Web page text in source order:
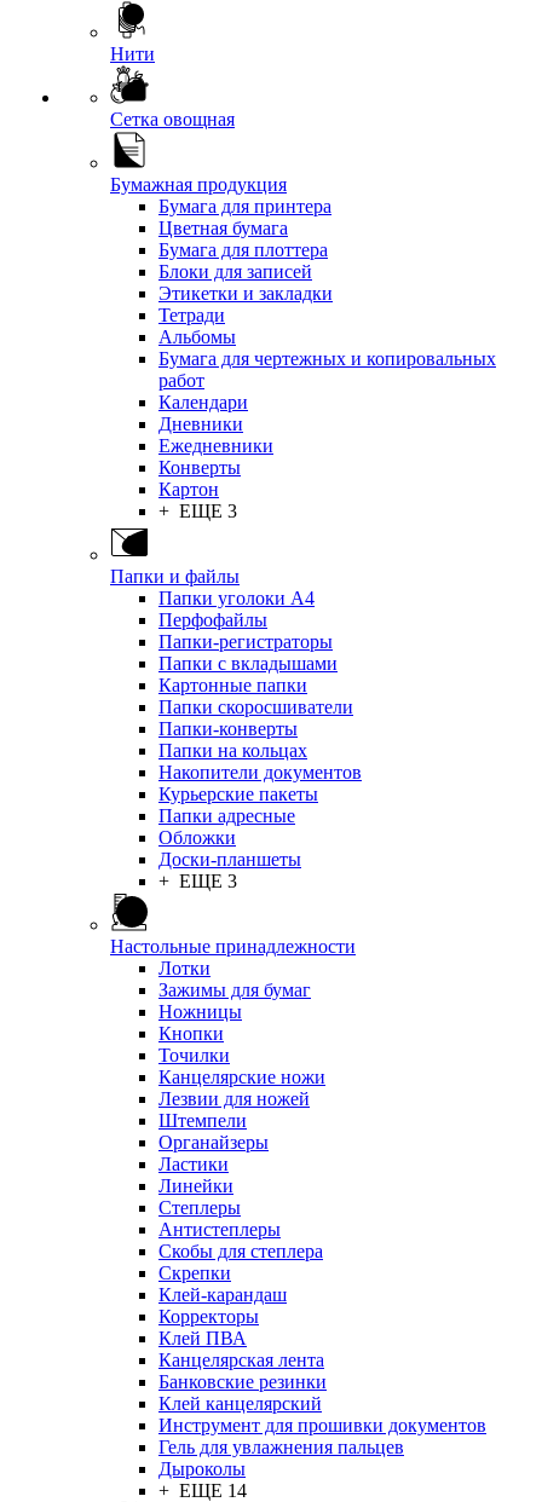
Нити
Сетка овощная
Бумажная продукция
Бумага для принтера
Цветная бумага
Бумага для плоттера
Блоки для записей
Этикетки и закладки
Тетради
Альбомы
Бумага для чертежных и копировальных
работ
Календари
Дневники
Ежедневники
Конверты
Картон
+ ЕЩЕ 3
Папки и файлы
Папки уголоки А4
Перфофайлы
Папки-регистраторы
Папки с вкладышами
Картонные папки
Папки скоросшиватели
Папки-конверты
Папки на кольцах
Накопители документов
Курьерские пакеты
Папки адресные
Обложки
Доски-планшеты
+ ЕЩЕ 3
Настольные принадлежности
Лотки
Зажимы для бумаг
Ножницы
Кнопки
Точилки
Канцелярские ножи
Лезвии для ножей
Штемпели
Органайзеры
Ластики
Линейки
Степлеры
Антистеплеры
Скобы для степлера
Скрепки
Клей-карандаш
Корректоры
Клей ПВА
Канцелярская лента
Банковские резинки
Клей канцелярский
Инструмент для прошивки документов
Гель для увлажнения пальцев
Дыроколы
+ ЕЩЕ 14